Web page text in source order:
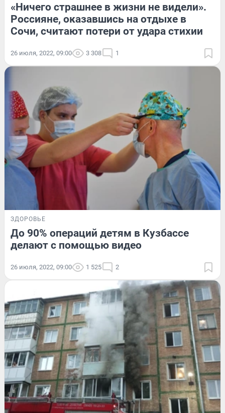
«Ничего страшнее в жизни не видели».
Россияне, оказавшись на отдыхе в
Сочи, считают потери от удара стихии
26 июля, 2022, 09:00 3 308 1
ЗДОРОВЬЕ
До 90% операций детям в Кузбассе
делают с помощью видео
26 июля, 2022, 09:00 1 525 2